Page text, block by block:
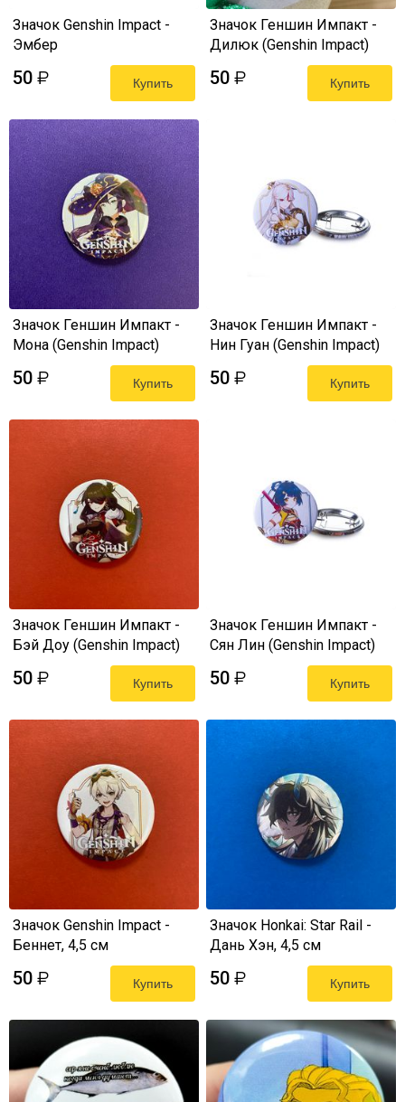
Значок Genshin Impact -
Эмбер
50 ₽ Купить
Значок Геншин Импакт -
Дилюк (Genshin Impact)
50 ₽ Купить
Значок Геншин Импакт -
Мона (Genshin Impact)
50 ₽ Купить
Значок Геншин Импакт -
Нин Гуан (Genshin Impact)
50 ₽ Купить
Значок Геншин Импакт -
Бэй Доу (Genshin Impact)
50 ₽ Купить
Значок Геншин Импакт -
Сян Лин (Genshin Impact)
50 ₽ Купить
Значок Genshin Impact -
Беннет, 4,5 см
50 ₽ Купить
Значок Honkai: Star Rail -
Дань Хэн, 4,5 см
50 ₽ Купить